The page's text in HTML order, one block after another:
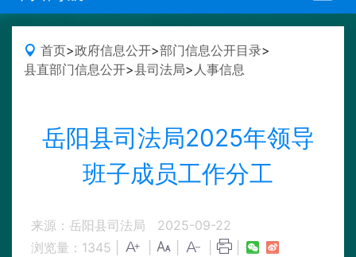
首页>政府信息公开>部门信息公开目录>
县直部门信息公开>县司法局> 人事信息
岳阳县司法局2025年领导
班子成员工作分工
来源：岳阳县司法局
2025-09-22
浏览量： 1345